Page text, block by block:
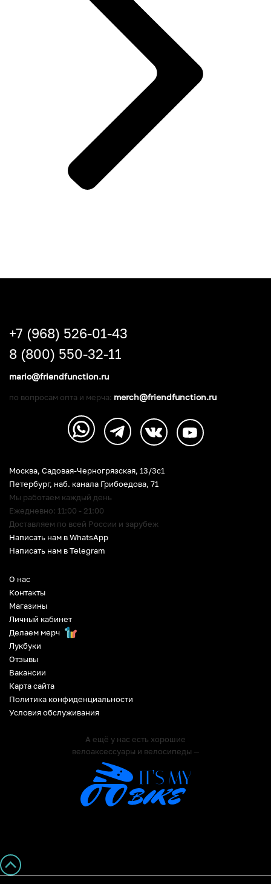
О нас
Контакты
Магазины
Личный кабинет
Делаем мерч
Лукбуки
Отзывы
Вакансии
Карта сайта
Политика конфиденциальности
Условия обслуживания
А ещё у нас есть хорошие
велоаксессуары и велосипеды —
Москва, Садовая-Черногрязская, 13/3c1
Петербург, наб. канала Грибоедова, 71
Мы работаем каждый день
Ежедневно: 11:00 - 21:00
Доставляем по всей России и зарубеж
Написать нам в WhatsApp
Написать нам в Telegram
+7 (968) 526-01-43
8 (800) 550-32-11
mario@friendfunction.ru
по вопросам опта и мерча: merch@friendfunction.ru